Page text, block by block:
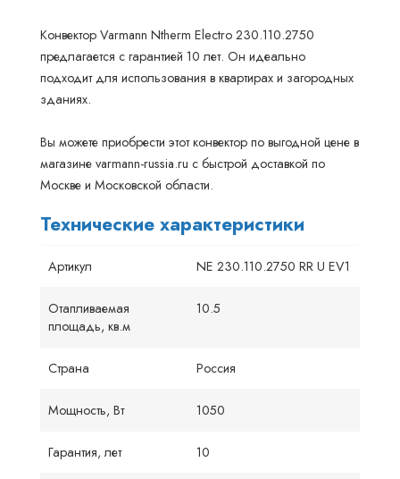
Конвектор Varmann Ntherm Electro 230.110.2750
предлагается с гарантией 10 лет. Он идеально
подходит для использования в квартирах и загородных
зданиях.
Вы можете приобрести этот конвектор по выгодной цене в
магазине varmann-russia.ru с быстрой доставкой по
Москве и Московской области.
Технические характеристики
Артикул NE 230.110.2750 RR U EV1
Отапливаемая
площадь, кв.м
10.5
Страна Россия
Мощность, Вт 1050
Гарантия, лет 10